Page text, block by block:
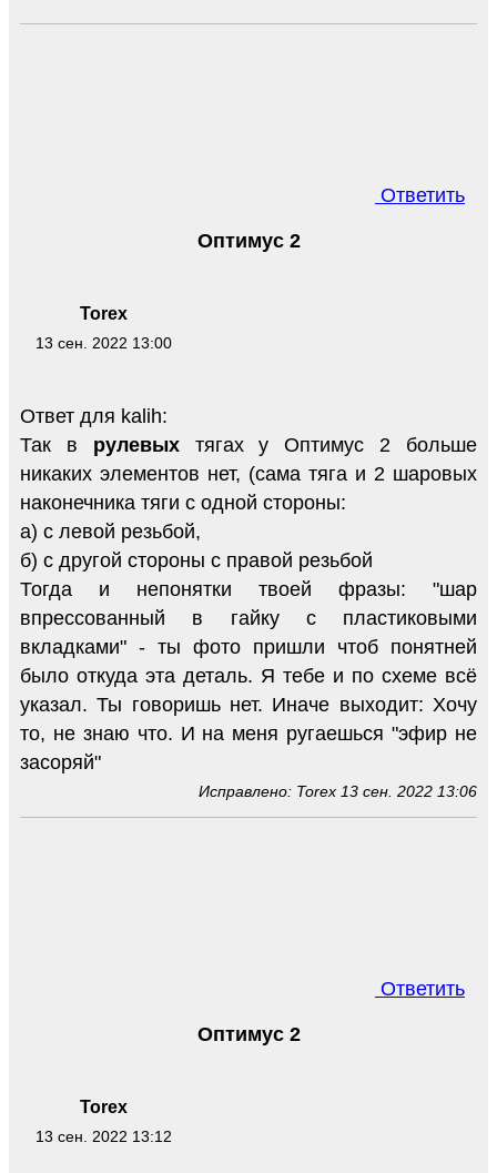
Ответить
Torex
13 сен. 2022 13:00
Оптимус 2
Ответ для kalih:
Так в рулевыхтягах у Оптимус 2 больше
никаких элементов нет, (сама тяга и 2 шаровых
наконечника тяги с одной стороны:
а) с левой резьбой,
б) с другой стороны с правой резьбой
Тогда и непонятки твоей фразы: "шар
впрессованный в гайку с пластиковыми
вкладками" - ты фото пришли чтоб понятней
было откуда эта деталь. Я тебе и по схеме всё
указал. Ты говоришь нет. Иначе выходит: Хочу
то, не знаю что. И на меня ругаешься "эфир не
засоряй"
Исправлено: Torex 13 сен. 2022 13:06
Ответить
Torex
13 сен. 2022 13:12
Оптимус 2